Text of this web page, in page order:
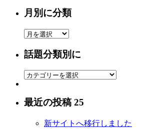
月別に分類
月
に
類
話題分類別に
話
類
最近の投稿 25
新サイトへ移行しました